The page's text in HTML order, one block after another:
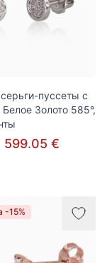
пуссеты с
Золото 585°,
599.05 €
-15%